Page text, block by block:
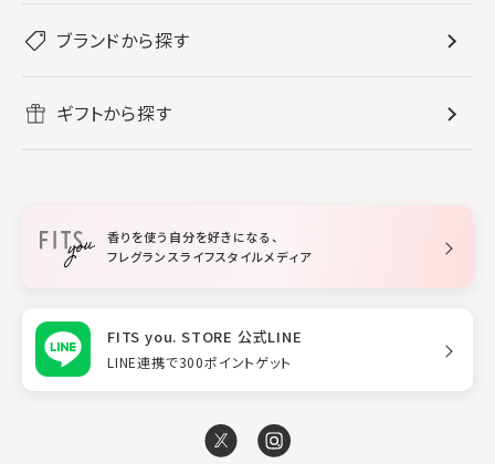
レディース香水
メンズ香水
ボディミスト・スプレー
すべてのバス・ボディケア
ボディ・ハンドクリーム
入浴剤
ホームフレグランス
すべてのホームフレグランス
ルームフレグランス
スタイリング
リフレッシュしたい
ブランドから探す
ギフトから探す
香りを使う自分を好きになる、
フレグランスライフスタイルメディア
FITS you. STORE 公式LINE
LINE連携で300ポイントゲット